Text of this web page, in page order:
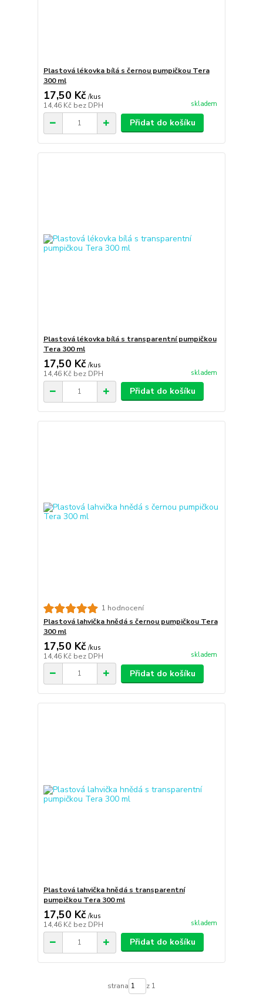
Plastová lékovka bílá s černou pumpičkou Tera
300 ml
17,50 Kč /kus
14,46 Kč bez DPH skladem
Přidat do košíku
Plastová lékovka bílá s transparentní pumpičkou
Tera 300 ml
17,50 Kč /kus
14,46 Kč bez DPH skladem
Přidat do košíku
1 hodnocení
Plastová lahvička hnědá s černou pumpičkou Tera
300 ml
17,50 Kč /kus
14,46 Kč bez DPH skladem
Přidat do košíku
Plastová lahvička hnědá s transparentní
pumpičkou Tera 300 ml
17,50 Kč /kus
14,46 Kč bez DPH skladem
Přidat do košíku
strana z 1